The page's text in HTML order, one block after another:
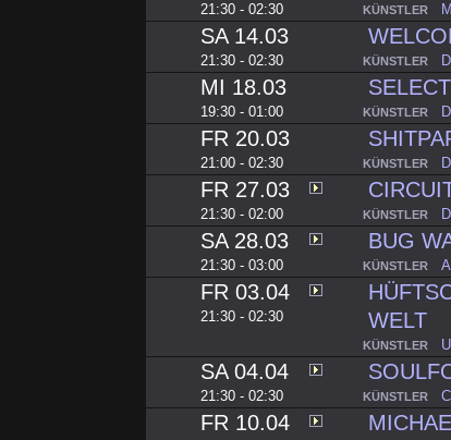
21:30 - 02:30 KÜNSTLER
SA 14.03
21:30 - 02:30 KÜNSTLER
MI 18.03
19:30 - 01:00 KÜNSTLER
FR 20.03
21:00 - 02:30 KÜNSTLER
FR 27.03
21:30 - 02:00 KÜNSTLER
SA 28.03
21:30 - 03:00
BUG
KÜNSTLER
FR 03.04
21:30 - 02:30
WELT
KÜNSTLER
SA 04.04
21:30 - 02:30 KÜNSTLER
FR 10.04